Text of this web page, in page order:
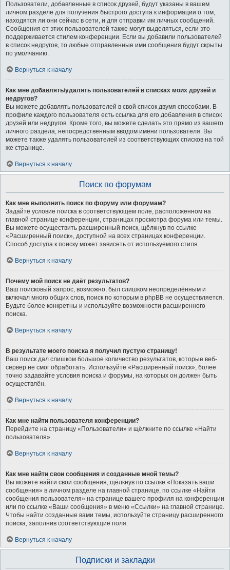
Пользователи, добавленные в список друзей, будут указаны в вашем
личном разделе для получения быстрого доступа к информации о том,
находятся ли они сейчас в сети, и для отправки им личных сообщений.
Сообщения от этих пользователей также могут выделяться, если это
поддерживается стилем конференции. Если вы добавили пользователей
в список недругов, то любые отправленные ими сообщения будут скрыты
по умолчанию.
Вернуться к началу
Как мне добавлять/удалять пользователей в списках моих друзей и
недругов?
Вы можете добавлять пользователей в свой список двумя способами. В
профиле каждого пользователя есть ссылка для его добавления в список
друзей или недругов. Кроме того, вы можете сделать это прямо из вашего
личного раздела, непосредственным вводом имени пользователя. Вы
можете также удалять пользователей из соответствующих списков на той
же странице.
Вернуться к началу
Поиск по форумам
Как мне выполнить поиск по форуму или форумам?
Задайте условие поиска в соответствующем поле, расположенном на
главной странице конференции, страницах просмотра форума или темы.
Вы можете осуществить расширенный поиск, щёлкнув по ссылке
«Расширенный поиск», доступной на всех страницах конференции.
Способ доступа к поиску может зависеть от используемого стиля.
Вернуться к началу
Почему мой поиск не даёт результатов?
Ваш поисковый запрос, возможно, был слишком неопределённым и
включал много общих слов, поиск по которым в phpBB не осуществляется.
Будьте более конкретны и используйте возможности расширенного
поиска.
Вернуться к началу
В результате моего поиска я получил пустую страницу!
Ваш поиск дал слишком большое количество результатов, которые веб-
сервер не смог обработать. Используйте «Расширенный поиск», более
точно задавайте условия поиска и форумы, на которых он должен быть
осуществлён.
Вернуться к началу
Как мне найти пользователя конференции?
Перейдите на страницу «Пользователи» и щёлкните по ссылке «Найти
пользователя».
Вернуться к началу
Как мне найти свои сообщения и созданные мной темы?
Вы можете найти свои сообщения, щёлкнув по ссылке «Показать ваши
сообщения» в личном разделе на главной странице, по ссылке «Найти
сообщения пользователя» на странице вашего профиля на конференции
или по ссылке «Ваши сообщения» в меню «Ссылки» на главной странице.
Чтобы найти созданные вами темы, используйте страницу расширенного
поиска, заполнив соответствующие поля.
Вернуться к началу
Подписки и закладки